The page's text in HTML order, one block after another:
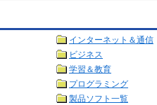
インターネット＆通信
ビジネス
学習＆教育
プログラミング
製品ソフト一覧